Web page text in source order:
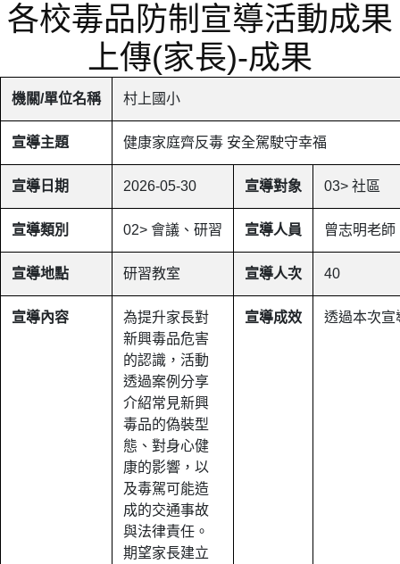
各校毒品防制宣導活動成果
上傳(家長)-成果
機關/單位名稱 村上國小
宣導主題 健康家庭齊反毒 安全駕駛守幸福
宣導日期 2026-05-30 宣導對象 03> 社區
宣導類別 02> 會議、研習 宣導人員 曾志明老師
宣導地點 研習教室 宣導人次 40
宣導內容
為提升家長對
新興毒品危害
的認識，活動
透過案例分享
介紹常見新興
毒品的偽裝型
態、對身心健
康的影響，以
及毒駕可能造
成的交通事故
與法律責任。
期望家長建立
宣導成效 透過本次宣